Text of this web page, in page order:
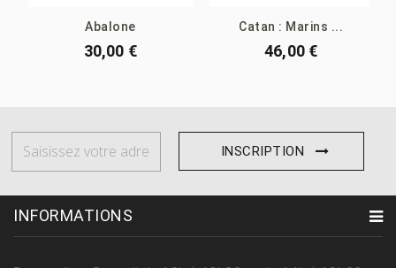
Abalone
30,00 €
Catan : Marins ...
46,00 €
INSCRIPTION
INFORMATIONS